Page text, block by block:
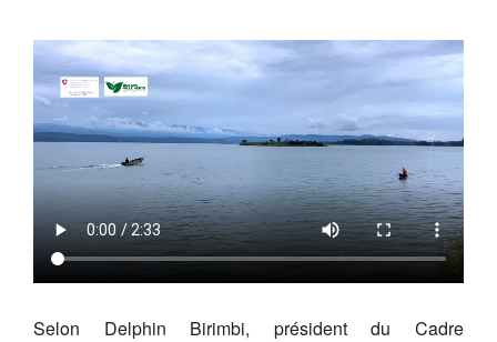
Selon Delphin Birimbi, président du Cadre